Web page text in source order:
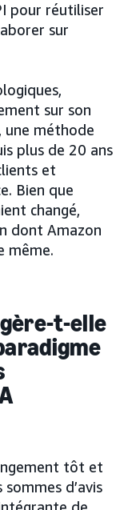
pour réutiliser
sur
sur son
, une méthode
plus de 20 ans
et
Bien que
changé,
dont Amazon
même.
t-elle
tôt et
d’avis